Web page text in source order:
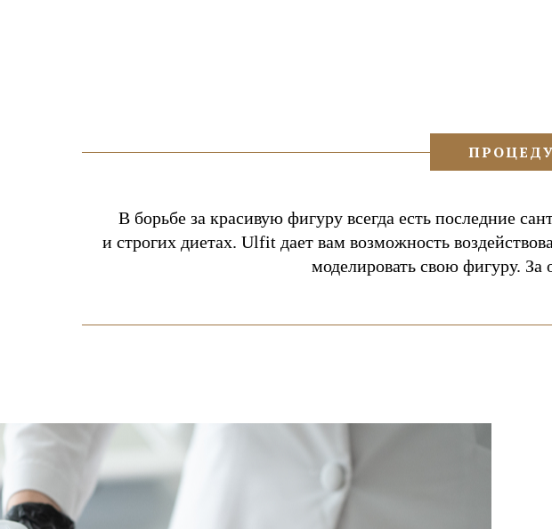
В борьбе за красивую фигуру всегда есть последние
и строгих диетах. Ulfit дает вам возможность
моделировать свою фигуру. За